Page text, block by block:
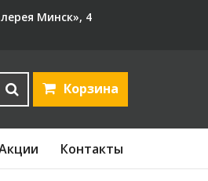
Минск», 4
Корзина
Контакты